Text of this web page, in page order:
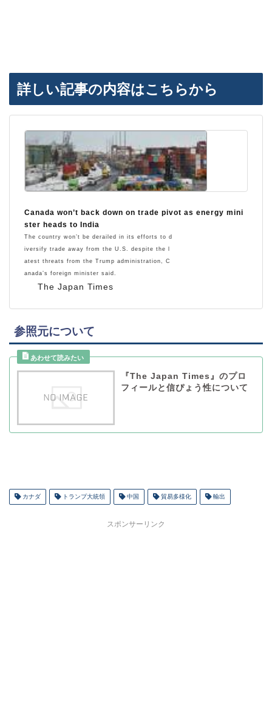
詳しい記事の内容はこちらから
The Japan Times
Canada won’t back down on trade pivot as energy mini
ster heads to India
The country won’t be derailed in its efforts to d
iversify trade away from the U.S. despite the l
atest threats from the Trump administration, C
anada’s foreign minister said.
参照元について
『The Japan Times』のプロ
フィールと信ぴょう性について
カナダ トランプ大統領 中国 貿易多様化 輸出
スポンサーリンク